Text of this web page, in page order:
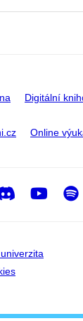
Digitální
Online